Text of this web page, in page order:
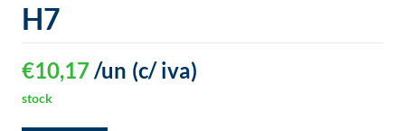
H7
€10,17 (c/ iva)
/un
stock